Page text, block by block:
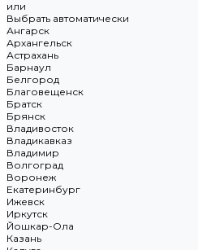
или
Выбрать автоматически
Ангарск
Архангельск
Астрахань
Барнаул
Белгород
Благовещенск
Братск
Брянск
Владивосток
Владикавказ
Владимир
Волгоград
Воронеж
Екатеринбург
Ижевск
Иркутск
Йошкар-Ола
Казань